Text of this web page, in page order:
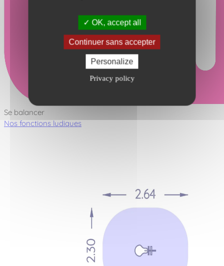
OK, accept all
Continuer sans accepter
Personalize
Privacy policy
Se balancer
Nos fonctions ludiques